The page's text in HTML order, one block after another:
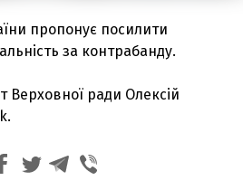
пропонує посилити
за контрабанду.
Верховної ради Олексій